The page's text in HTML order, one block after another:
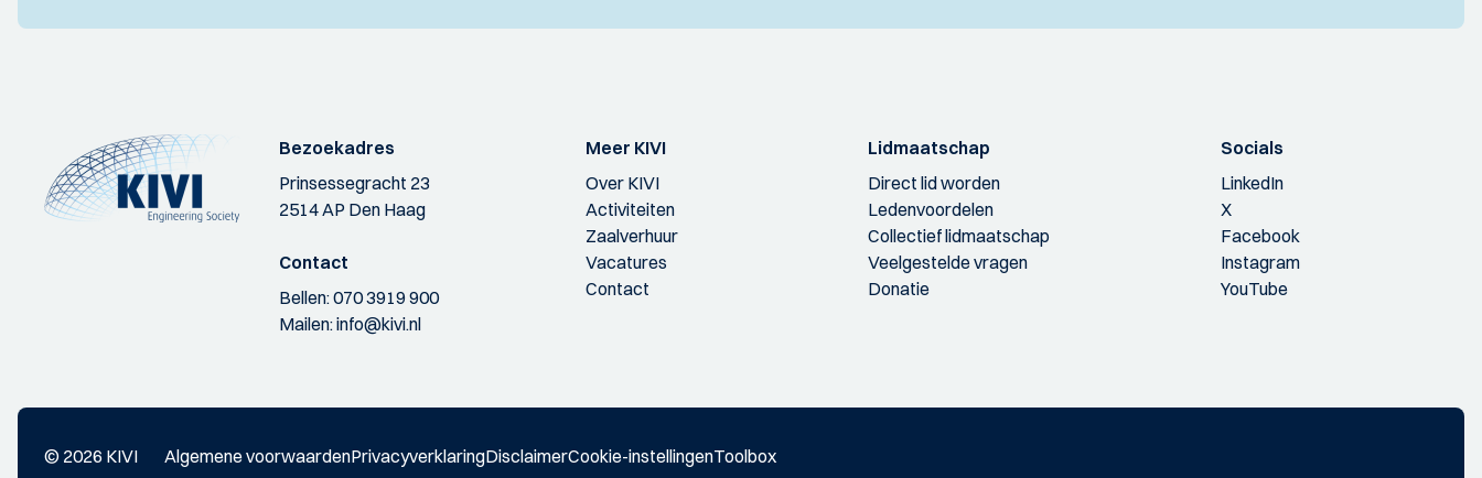
Bezoekadres
Prinsessegracht 23
2514 AP Den Haag
Contact
Bellen:070 3919 900
Mailen:info@kivi.nl
Meer KIVI
Over KIVI
Activiteiten
Zaalverhuur
Vacatures
Contact
Lidmaatschap
Direct lid worden
Ledenvoordelen
Collectief lidmaatschap
Veelgestelde vragen
Donatie
Socials
LinkedIn
X
Facebook
Instagram
YouTube
© 2026 KIVI Algemene voorwaardenPrivacyverklaringDisclaimerCookie-instellingenToolbox